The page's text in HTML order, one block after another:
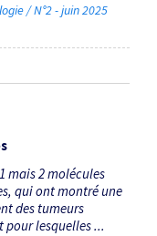
/ N°2 - juin 2025
mais 2 molécules
qui ont montré une
des tumeurs
lesquelles ...